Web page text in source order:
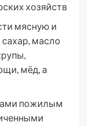
хозяйств
мясную и
масло
мёд, а
пожилым